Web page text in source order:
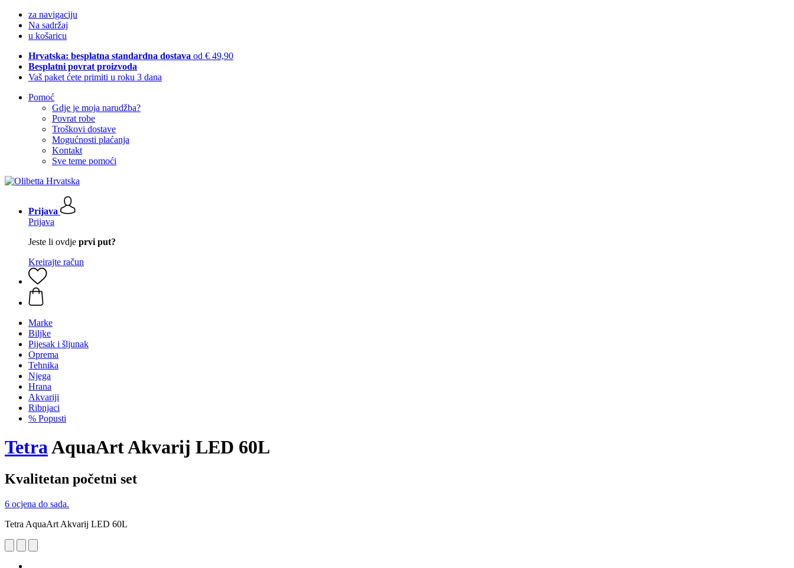
za navigaciju
Na sadržaj
u košaricu
Hrvatska: besplatna standardna dostava od € 49,90
Besplatni povrat proizvoda
Vaš paket ćete primiti u roku 3 dana
Pomoć
Gdje je moja narudžba?
Povrat robe
Troškovi dostave
Mogućnosti plaćanja
Kontakt
Sve teme pomoći
Prijava
Prijava
Jeste li ovdje prvi put?
Kreirajte račun
Marke
Biljke
Pijesak i šljunak
Oprema
Tehnika
Njega
Hrana
Akvariji
Ribnjaci
% Popusti
TetraAquaArt Akvarij LED 60L
Kvalitetan početni set
6 ocjena do sada.
Tetra AquaArt Akvarij LED 60L